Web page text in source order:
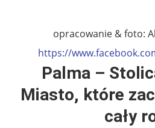
opracowanie & foto:
https://
Palma –
Miasto, które
cały